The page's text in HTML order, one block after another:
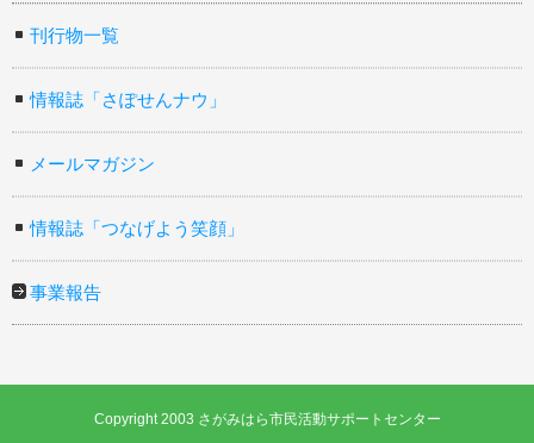
刊行物一覧
情報誌「さぽせんナウ」
メールマガジン
情報誌「つなげよう笑顔」
事業報告
Copyright 2003 さがみはら市民活動サポートセンター